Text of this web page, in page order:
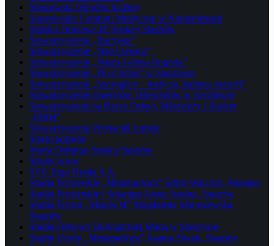
Staszowski Ośrodek Kultury
Staszowskie Centrum Medyczne w Koniemłotach
Stoisko Firmowe 4F Spokey Staszów
Stowarzyszenie „Buczyna”
Stowarzyszenie „Nad Ciekącą”
Stowarzyszenie „Nasza Gmina Bogoria”
Stowarzyszenie „Pro Civitas” w Staszowie
Stowarzyszenie „Szczeglice – tradycja, kultura, rozwój”
Stowarzyszenie Emerytów i Rencistów w Szydłowie
Stowarzyszenie na Rzecz Dzieci, Młodzieży i Rodzin
„Bliżej”
Stowarzyszenie Przyjaciół Łubnic
Straże pożarne
Strefa Dobrego Smaku Staszów
Strony www
STU Ergo Hestia S.A.
Studio Fryzjerskie „Metamorfoza” Edyta Walczyk, Połaniec
Studio Fryzjerskie i Solarium Aneta Strojna, Staszów
Studio Fryzur „Magda M” Magdalena Maruszewska,
Staszów
Studio Odnowy Biologicznej Mona w Staszowie
Studio Urody „Metamorfoza” Joanna Siwek, Staszów